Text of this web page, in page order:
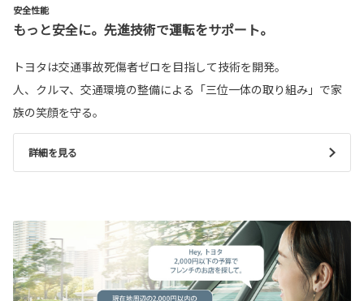
安全性能
もっと安全に。先進技術で運転をサポート。
トヨタは交通事故死傷者ゼロを目指して技術を開発。
人、クルマ、交通環境の整備による「三位一体の取り組み」で家
族の笑顔を守る。
詳細を見る